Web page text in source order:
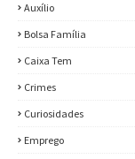
Auxílio
Bolsa Família
Caixa Tem
Crimes
Curiosidades
Emprego